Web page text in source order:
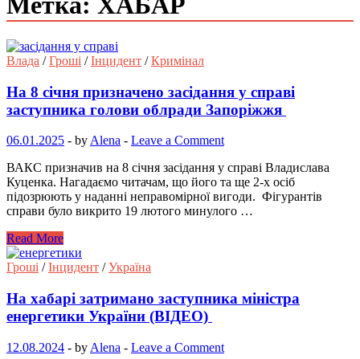
Влада /Гроші /Інцидент /Кримінал
На 8 січня призначено засідання у справі
заступника голови облради Запоріжжя
06.01.2025 - by Alena - Leave a Comment
ВАКС призначив на 8 січня засідання у справі Владислава
Куценка. Нагадаємо читачам, що його та ще 2-х осіб
підозрюють у наданні неправомірної вигоди. Фігурантів
справи було викрито 19 лютого минулого …
Read More
Гроші /Інцидент /Україна
На хабарі затримано заступника міністра
енергетики України (ВІДЕО)
12.08.2024 - by Alena - Leave a Comment